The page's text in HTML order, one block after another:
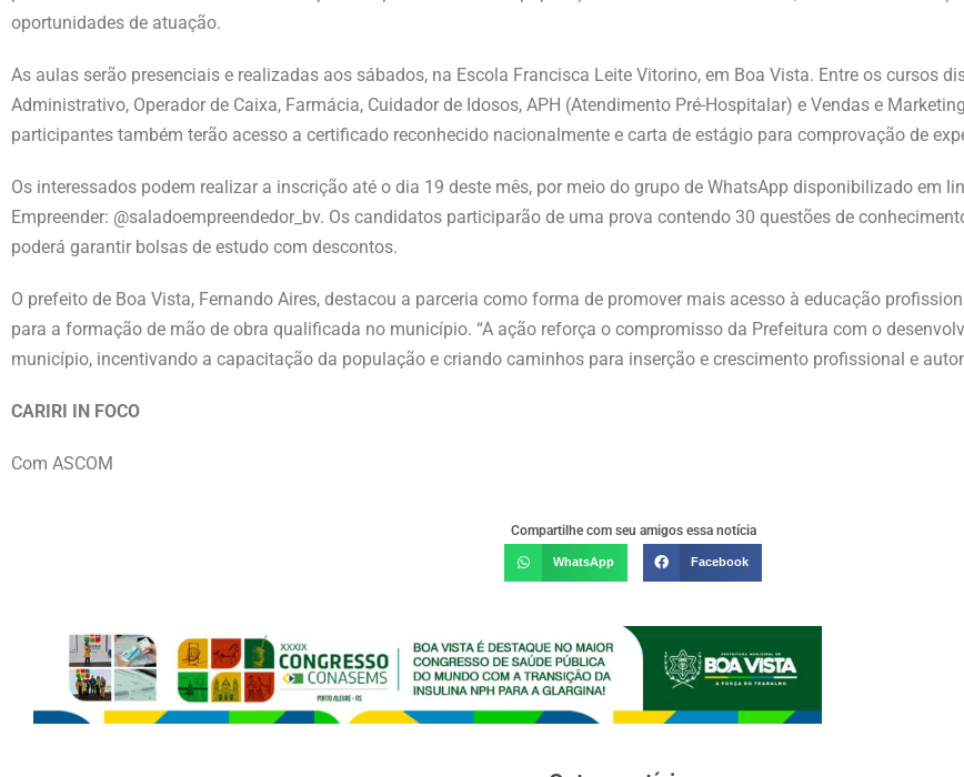
oportunidades de atuação.
As aulas serão presenciais e realizadas aos sábados, na Escola Francisca Leite Vitorino, em Boa Vista. Entre os cursos
Administrativo, Operador de Caixa, Farmácia, Cuidador de Idosos, APH (Atendimento Pré-Hospitalar) e Vendas e
participantes também terão acesso a certificado reconhecido nacionalmente e carta de estágio para comprovação de
Os interessados podem realizar a inscrição até o dia 19 deste mês, por meio do grupo de WhatsApp disponibilizado em
Empreender: @saladoempreendedor_bv. Os candidatos participarão de uma prova contendo 30 questões de
poderá garantir bolsas de estudo com descontos.
O prefeito de Boa Vista, Fernando Aires, destacou a parceria como forma de promover mais acesso à educação
para a formação de mão de obra qualificada no município. “A ação reforça o compromisso da Prefeitura com o
município, incentivando a capacitação da população e criando caminhos para inserção e crescimento profissional e
CARIRI IN FOCO
Com ASCOM
Compartilhe com seu amigos essa notícia
WhatsApp Facebook